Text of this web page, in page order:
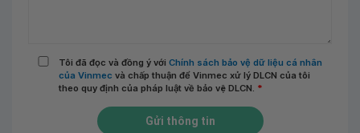
Tôi đã đọc và đồng ý với Chính sách bảo vệ dữ liệu cá nhân
của Vinmec và chấp thuận để Vinmec xử lý DLCN của tôi
theo quy định của pháp luật về bảo vệ DLCN. *
Gửi thông tin